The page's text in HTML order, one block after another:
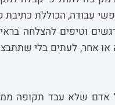
עבודה, הכוללת כתיבת
וטיפים להצלחה
אחר, לעתים בלי
של אדם שלא עבד תקופה